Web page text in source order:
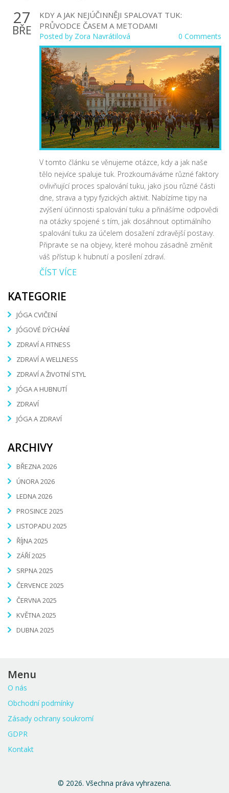
27
BŘE
KDY A JAK NEJÚČINNĚJI SPALOVAT TUK:
PRŮVODCE ČASEM A METODAMI
Posted by Zora Navrátilová 0 Comments
V tomto článku se věnujeme otázce, kdy a jak naše
tělo nejvíce spaluje tuk. Prozkoumáváme různé faktory
ovlivňující proces spalování tuku, jako jsou různé části
dne, strava a typy fyzických aktivit. Nabízíme tipy na
zvýšení účinnosti spalování tuku a přinášíme odpovědi
na otázky spojené s tím, jak dosáhnout optimálního
spalování tuku za účelem dosažení zdravější postavy.
Připravte se na objevy, které mohou zásadně změnit
váš přístup k hubnutí a posílení zdraví.
ČÍST VÍCE
KATEGORIE
JÓGA CVIČENÍ
JÓGOVÉ DÝCHÁNÍ
ZDRAVÍ A FITNESS
ZDRAVÍ A WELLNESS
ZDRAVÍ A ŽIVOTNÍ STYL
JÓGA A HUBNUTÍ
ZDRAVÍ
JÓGA A ZDRAVÍ
ARCHIVY
BŘEZNA 2026
ÚNORA 2026
LEDNA 2026
PROSINCE 2025
LISTOPADU 2025
ŘÍJNA 2025
ZÁŘÍ 2025
SRPNA 2025
ČERVENCE 2025
ČERVNA 2025
KVĚTNA 2025
DUBNA 2025
Menu
O nás
Obchodní podmínky
Zásady ochrany soukromí
GDPR
Kontakt
© 2026. Všechna práva vyhrazena.